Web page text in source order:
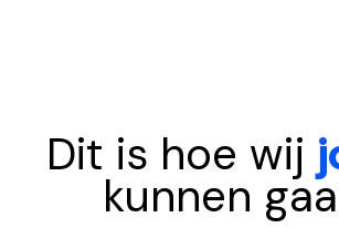
Dit is hoe wij
kunnen